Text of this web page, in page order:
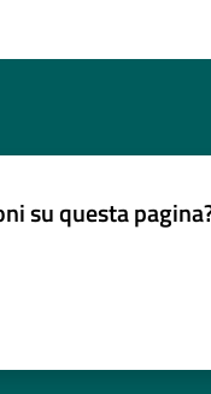
su questa